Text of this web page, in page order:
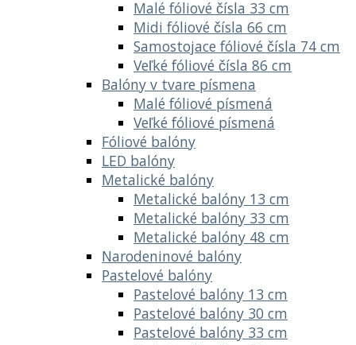
Malé fóliové čísla 33 cm
Midi fóliové čísla 66 cm
Samostojace fóliové čísla 74 cm
Veľké fóliové čísla 86 cm
Balóny v tvare písmena
Malé fóliové písmená
Veľké fóliové písmená
Fóliové balóny
LED balóny
Metalické balóny
Metalické balóny 13 cm
Metalické balóny 33 cm
Metalické balóny 48 cm
Narodeninové balóny
Pastelové balóny
Pastelové balóny 13 cm
Pastelové balóny 30 cm
Pastelové balóny 33 cm